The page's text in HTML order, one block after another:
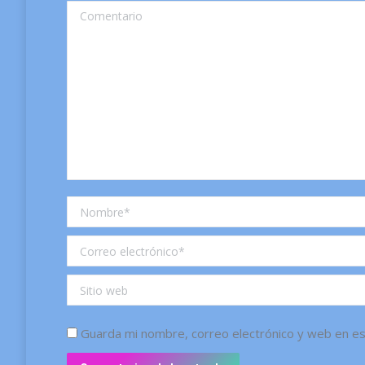
Comentario
Nombre *
Correo electrónico *
Sitio web
Guarda mi nombre, correo electrónico y web en